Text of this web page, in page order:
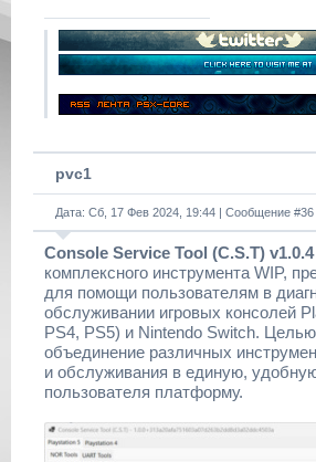
pvc1
Дата: Сб, 17 Фев 2024, 19:44 | Сообщение #36
Console Service Tool (C.S.T) v1.0.4
комплексного инструмента WIP,
для помощи пользователям в
обслуживании игровых консолей
PS4, PS5) и Nintendo Switch.
объединение различных
и обслуживания в единую,
пользователя платформу.